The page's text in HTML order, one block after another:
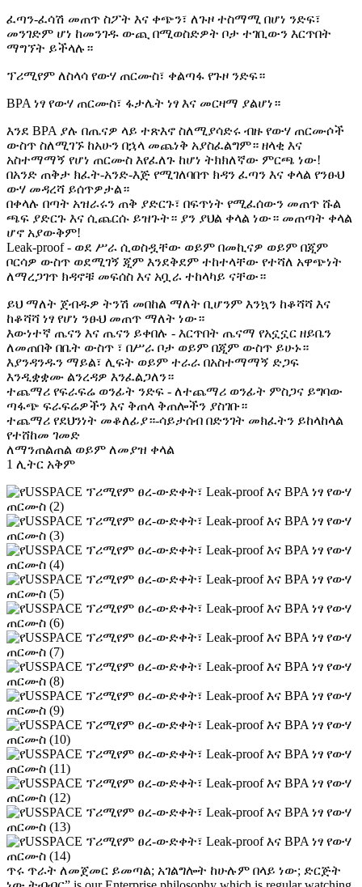
ፈጣን-ፈሳሽ መጠጥ ስፖት እና ቀጭን፣ ለጉዞ ተስማሚ በሆነ ንድፍ፣
መንገድም ሆነ ከመንገዱ ውጪ በሚወስድዎት ቦታ ተገቢውን እርጥበት
ማግኘት ይችላሉ።
ፕሪሚየም ለስላሳ የውሃ ጠርሙስ፣ ቀልጣፋ የጉዞ ንድፍ።
BPA ነፃ የውሃ ጠርሙስ፣ ፋታሌት ነፃ እና መርዛማ ያልሆነ።
እንደ BPA ያሉ በጤናዎ ላይ ተጽእኖ ስለሚያሳድሩ ብዙ የውሃ ጠርሙሶች
ውስጥ ስለሚገኙ ከአሁን በኋላ መጨነቅ አያስፈልግም። ዘላቂ እና
አስተማማኝ የሆነ ጠርሙስ እየፈለጉ ከሆነ ትክክለኛው ምርጫ ነው!
በአንድ ጠቅታ ክፈት-አንድ-እጅ የሚገለባበጥ ክዳን ፈጣን እና ቀላል የንፁህ
ውሃ መዳረሻ ይሰጥዎታል።
በቀላሉ በጣት አዝራሩን ጠቅ ያድርጉ፣ በፍጥነት የሚፈሰውን መጠጥ ሹል
ጫፍ ያድርጉ እና ሲጨርሱ ይዝጉት። ያን ያህል ቀላል ነው። መጠጣት ቀላል
ሆኖ አያውቅም!
Leak-proof - ወደ ሥራ ሲወስዷቸው ወይም በመኪናዎ ወይም በጂም
ቦርሳዎ ውስጥ ወደሚገኝ ጂም እንደቅደም ተከተላቸው የተሻለ አዋጭነት
ለማረጋገጥ ክዳኖቹ መፍሰስ እና አቧራ ተከላካይ ናቸው።
ይህ ማለት ጀብዱዎ ትንሽ መበከል ማለት ቢሆንም እንኳን ከቆሻሻ እና
ከቆሻሻ ነፃ የሆነ ንፁህ መጠጥ ማለት ነው።
እውነተኛ ጤናን እና ጤናን ይቀበሉ - እርጥበት ጤናማ የአኗኗር ዘይቤን
ለመጠበቅ በቤት ውስጥ ፣ በሥራ ቦታ ወይም በጂም ውስጥ ይሁኑ።
እያንዳንዱን ማይል፣ ሊፍት ወይም ተራራ በአስተማማኝ ድጋፍ
እንዲቋቋሙ ልንረዳዎ እንፈልጋለን።
ተጨማሪ የፍራፍሬ ወንፊት ንድፍ - ለተጨማሪ ወንፊት ምስጋና ይግባው
ጣፋጭ ፍራፍሬዎችን እና ቅጠላ ቅጠሎችን ያስገቡ።
ተጨማሪ የደህንነት መቆለፊያ።-ሳይታሰብ በድንገት መክፈትን ይከላከላል
የተሸከመ ገመድ
ለማንጠልጠል ወይም ለመያዝ ቀላል
1 ሊትር አቅም
ጥሩ ጥራት ለመጀመር ይመጣል; አገልግሎት ከሁሉም በላይ ነው; ድርጅት